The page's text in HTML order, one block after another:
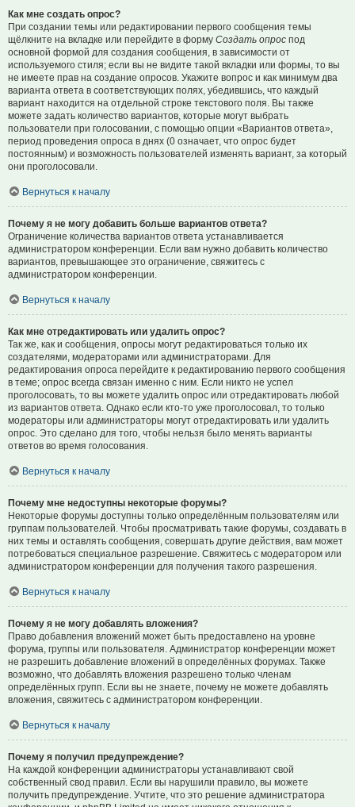
Как мне создать опрос?
При создании темы или редактировании первого сообщения темы
щёлкните на вкладке или перейдите в форму Создать опрос под
основной формой для создания сообщения, в зависимости от
используемого стиля; если вы не видите такой вкладки или формы, то вы
не имеете прав на создание опросов. Укажите вопрос и как минимум два
варианта ответа в соответствующих полях, убедившись, что каждый
вариант находится на отдельной строке текстового поля. Вы также
можете задать количество вариантов, которые могут выбрать
пользователи при голосовании, с помощью опции «Вариантов ответа»,
период проведения опроса в днях (0 означает, что опрос будет
постоянным) и возможность пользователей изменять вариант, за который
они проголосовали.
Вернуться к началу
Почему я не могу добавить больше вариантов ответа?
Ограничение количества вариантов ответа устанавливается
администратором конференции. Если вам нужно добавить количество
вариантов, превышающее это ограничение, свяжитесь с
администратором конференции.
Вернуться к началу
Как мне отредактировать или удалить опрос?
Так же, как и сообщения, опросы могут редактироваться только их
создателями, модераторами или администраторами. Для
редактирования опроса перейдите к редактированию первого сообщения
в теме; опрос всегда связан именно с ним. Если никто не успел
проголосовать, то вы можете удалить опрос или отредактировать любой
из вариантов ответа. Однако если кто-то уже проголосовал, то только
модераторы или администраторы могут отредактировать или удалить
опрос. Это сделано для того, чтобы нельзя было менять варианты
ответов во время голосования.
Вернуться к началу
Почему мне недоступны некоторые форумы?
Некоторые форумы доступны только определённым пользователям или
группам пользователей. Чтобы просматривать такие форумы, создавать в
них темы и оставлять сообщения, совершать другие действия, вам может
потребоваться специальное разрешение. Свяжитесь с модератором или
администратором конференции для получения такого разрешения.
Вернуться к началу
Почему я не могу добавлять вложения?
Право добавления вложений может быть предоставлено на уровне
форума, группы или пользователя. Администратор конференции может
не разрешить добавление вложений в определённых форумах. Также
возможно, что добавлять вложения разрешено только членам
определённых групп. Если вы не знаете, почему не можете добавлять
вложения, свяжитесь с администратором конференции.
Вернуться к началу
Почему я получил предупреждение?
На каждой конференции администраторы устанавливают свой
собственный свод правил. Если вы нарушили правило, вы можете
получить предупреждение. Учтите, что это решение администратора